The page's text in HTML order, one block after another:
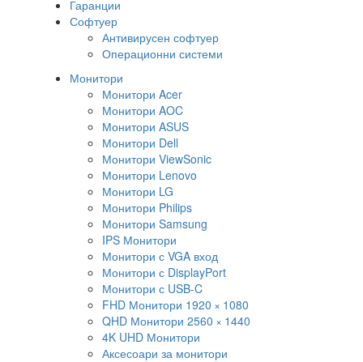
Гаранции
Софтуер
Антивирусен софтуер
Операционни системи
Монитори
Монитори Acer
Монитори AOC
Монитори ASUS
Монитори Dell
Монитори ViewSonic
Монитори Lenovo
Монитори LG
Монитори Philips
Монитори Samsung
IPS Монитори
Монитори с VGA вход
Монитори с DisplayPort
Монитори с USB-C
FHD Монитори 1920 × 1080
QHD Монитори 2560 × 1440
4K UHD Монитори
Аксесоари за монитори